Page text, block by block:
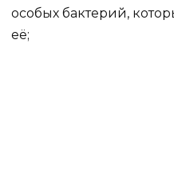
особых бактерий,
её;